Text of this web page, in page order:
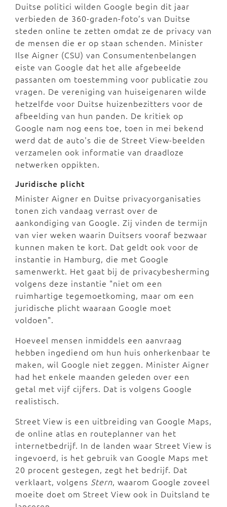
Duitse politici wilden Google begin dit jaar
verbieden de 360-graden-foto’s van Duitse
steden online te zetten omdat ze de privacy van
de mensen die er op staan schenden. Minister
Ilse Aigner (CSU) van Consumentenbelangen
eiste van Google dat het alle afgebeelde
passanten om toestemming voor publicatie zou
vragen. De vereniging van huiseigenaren wilde
hetzelfde voor Duitse huizenbezitters voor de
afbeelding van hun panden. De kritiek op
Google nam nog eens toe, toen in mei bekend
werd dat de auto's die de Street View-beelden
verzamelen ook informatie van draadloze
netwerken oppikten.
Juridische plicht
Minister Aigner en Duitse privacyorganisaties
tonen zich vandaag verrast over de
aankondiging van Google. Zij vinden de termijn
van vier weken waarin Duitsers vooraf bezwaar
kunnen maken te kort. Dat geldt ook voor de
instantie in Hamburg, die met Google
samenwerkt. Het gaat bij de privacybesherming
volgens deze instantie "niet om een
ruimhartige tegemoetkoming, maar om een
juridische plicht waaraan Google moet
voldoen".
Hoeveel mensen inmiddels een aanvraag
hebben ingediend om hun huis onherkenbaar te
maken, wil Google niet zeggen. Minister Aigner
had het enkele maanden geleden over een
getal met vijf cijfers. Dat is volgens Google
realistisch.
Street View is een uitbreiding van Google Maps,
de online atlas en routeplanner van het
internetbedrijf. In de landen waar Street View is
ingevoerd, is het gebruik van Google Maps met
20 procent gestegen, zegt het bedrijf. Dat
verklaart, volgens Stern, waarom Google zoveel
moeite doet om Street View ook in Duitsland te